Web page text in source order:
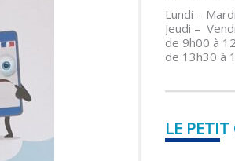
Lundi – Mardi
Jeudi –
de 9h00 à
de 13h30 à
LE